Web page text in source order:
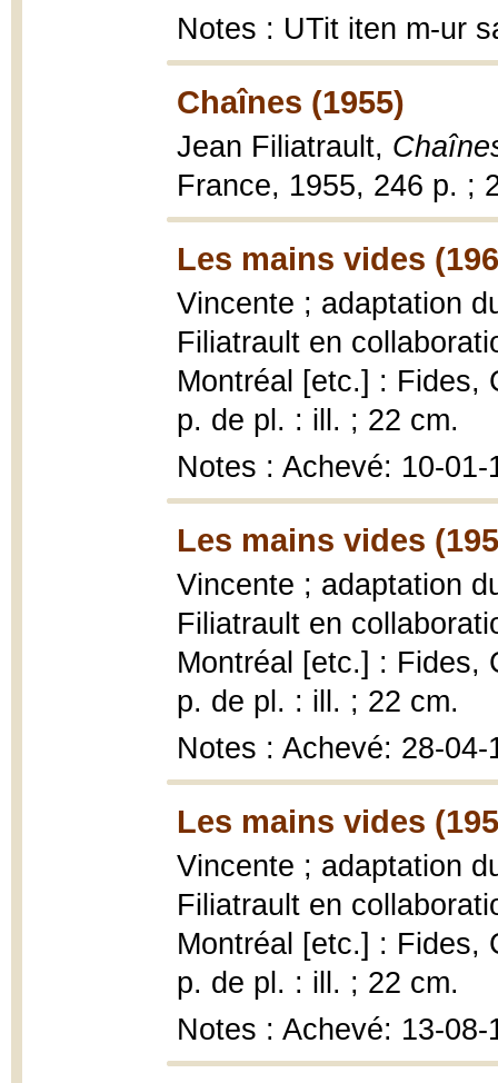
Notes : UTit iten m-ur
Chaînes (1955)
Jean Filiatrault,
France, 1955, 246 p. ;
Les mains vides
Vincente ; adaptation
Filiatrault en
Montréal [etc.] : Fides,
p. de pl. : ill. ; 22 cm.
Notes : Achevé: 10-01-
Les mains vides
Vincente ; adaptation
Filiatrault en
Montréal [etc.] : Fides,
p. de pl. : ill. ; 22 cm.
Notes : Achevé: 28-04-
Les mains vides
Vincente ; adaptation
Filiatrault en
Montréal [etc.] : Fides,
p. de pl. : ill. ; 22 cm.
Notes : Achevé: 13-08-